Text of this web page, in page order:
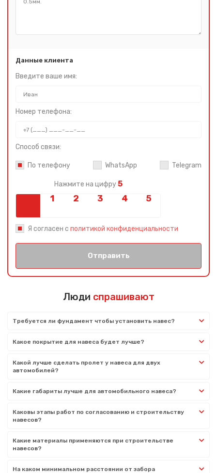
Данные клиента
Введите ваше имя:
Номер телефона:
Способ связи:
По телефону WhatsApp Telegram
Нажмите на цифру 5
Я согласен с политикой конфиденциальности
Отправить
Люди спрашивают
Требуется ли фундамент чтобы установить навес?
Какое покрытие для навеса будет лучше?
Какой лучше сделать пролет у навеса для двух
автомобилей?
Какие габариты лучше для автомобильного навеса?
Каковы этапы работ по согласованию и строительству
навесов?
Какие материалы применяются при строительстве
навесов?
На каком минимальном расстоянии от забора